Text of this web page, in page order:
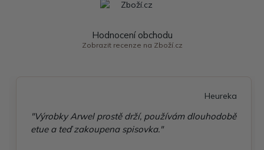
Hodnocení obchodu
Zobrazit recenze na Zboží.cz
Heureka
"Výrobky Arwel prostě drží, používám dlouhodobě
etue a teď zakoupena spisovka."